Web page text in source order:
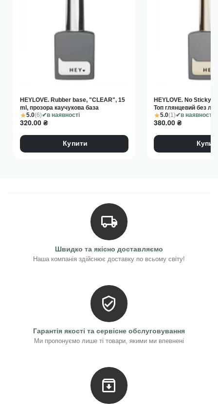
5.0(6) в наявності
HEYLOVE. Rubber base, "CLEAR", 15
ml, прозора каучукова база
320.00 ₴
Купити
5.0(1) в наявності
HEYLOVE. No Sticky
Топ глянцевий без
380.00 ₴
Швидко та якісно доставляємо
Наша компанія здійснює доставку по всьому світу!
Гарантія якості та сервісне обслуговування
Ми пропонуємо лише ті товари, якими ми впевнені